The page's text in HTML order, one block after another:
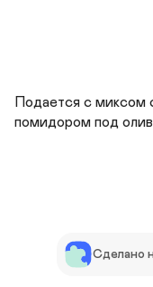
Подается с миксом
помидором под
Сделано